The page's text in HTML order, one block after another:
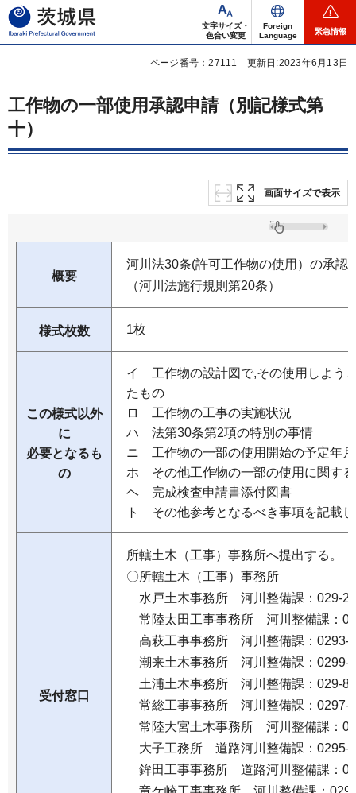
茨城県
文字サイズ・
色合い変更
Foreign
Language
緊急情報
ページ番号：27111 更新日:2023年6月13日
工作物の一部使用承認申請（別記様式第
十）
画面サイズで表示
概要
河川法30条(許可工作物の使用）の承認
（河川法施行規則第20条）
様式枚数 1枚
この様式以外
に
必要となるも
の
イ 工作物の設計図で,その使用しよう
たもの
ロ 工作物の工事の実施状況
ハ 法第30条第2項の特別の事情
ニ 工作物の一部の使用開始の予定年
ホ その他工作物の一部の使用に関す
ヘ 完成検査申請書添付図書
ト その他参考となるべき事項を記載
受付窓口
所轄土木（工事）事務所へ提出する。
〇所轄土木（工事）事務所
水戸土木事務所 河川整備課：029-
常陸太田工事事務所 河川整備課：
高萩工事事務所 河川整備課：0293-
潮来土木事務所 河川整備課：0299-
土浦土木事務所 河川整備課：029-
常総工事事務所 河川整備課：0297-
常陸大宮土木事務所 河川整備課：
大子工務所 道路河川整備課：0295-
鉾田工事事務所 道路河川整備課：